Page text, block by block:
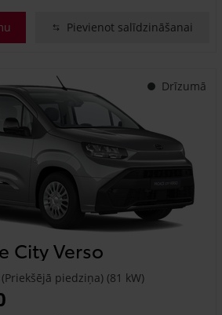
Pievienot salīdzināšanai
Drīzumā
City Verso
piedziņa) (81 kW)